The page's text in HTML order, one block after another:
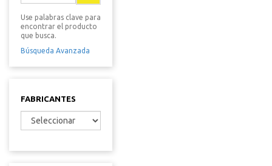
Use palabras clave para
encontrar el producto
que busca.
Búsqueda Avanzada
FABRICANTES